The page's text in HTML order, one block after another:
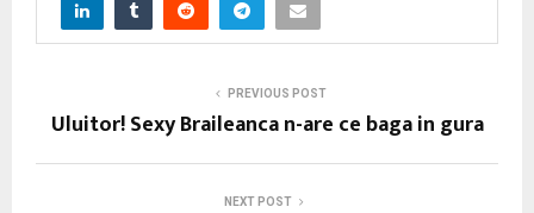
PREVIOUS POST
Uluitor! Sexy Braileanca n-are ce baga in gura
NEXT POST